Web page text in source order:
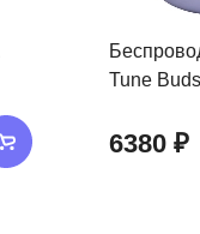
Tune
6380 ₽